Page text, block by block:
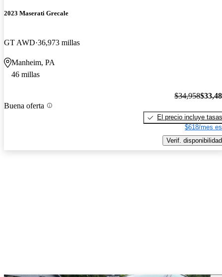
2023 Maserati Grecale
GT AWD 36,973 millas
Manheim, PA
46 millas
Buena oferta
$34,958
El precio incluye tasas
$618/mes
Verif. disponibilidad